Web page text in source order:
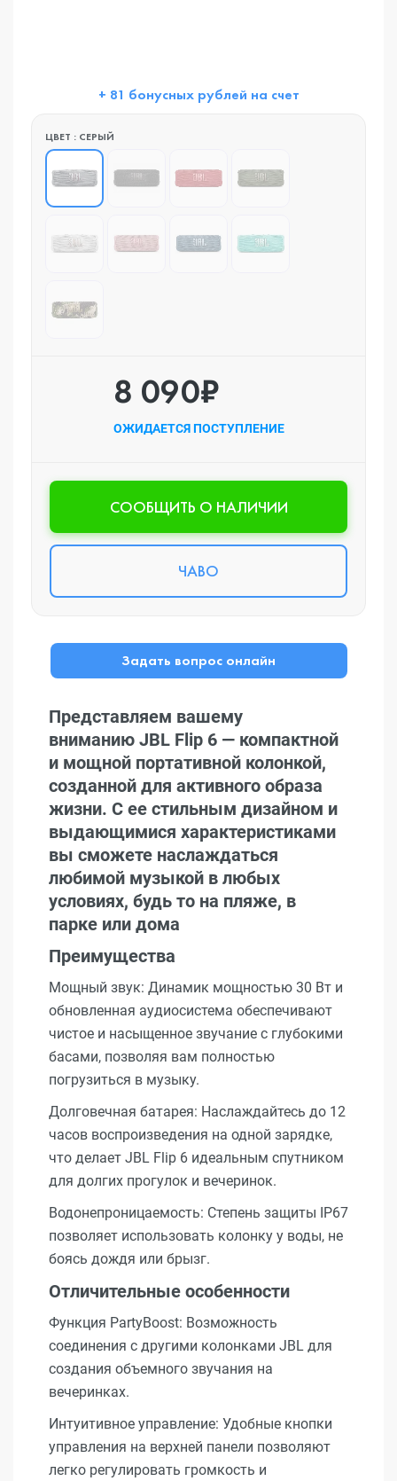
+ 81 бонусных рублей на счет
ЦВЕТ : СЕРЫЙ
8 090₽
ОЖИДАЕТСЯ ПОСТУПЛЕНИЕ
CООБЩИТЬ О НАЛИЧИИ
ЧАВО
Задать вопрос онлайн
Представляем вашему
вниманию JBL Flip 6 — компактной
и мощной портативной колонкой,
созданной для активного образа
жизни. С ее стильным дизайном и
выдающимися характеристиками
вы сможете наслаждаться
любимой музыкой в любых
условиях, будь то на пляже, в
парке или дома
Преимущества
Мощный звук: Динамик мощностью 30 Вт и
обновленная аудиосистема обеспечивают
чистое и насыщенное звучание с глубокими
басами, позволяя вам полностью
погрузиться в музыку.
Долговечная батарея: Наслаждайтесь до 12
часов воспроизведения на одной зарядке,
что делает JBL Flip 6 идеальным спутником
для долгих прогулок и вечеринок.
Водонепроницаемость: Степень защиты IP67
позволяет использовать колонку у воды, не
боясь дождя или брызг.
Отличительные особенности
Функция PartyBoost: Возможность
соединения с другими колонками JBL для
создания объемного звучания на
вечеринках.
Интуитивное управление: Удобные кнопки
управления на верхней панели позволяют
легко регулировать громкость и